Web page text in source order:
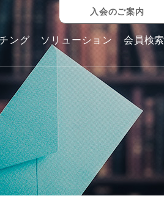
ング ソリューション 会員検索
入会のご案内